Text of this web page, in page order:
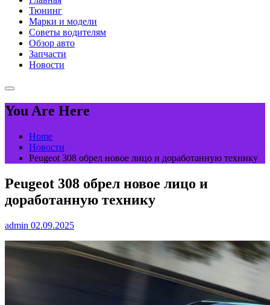
Тюнинг
Марки и модели
Советы водителям
Обзор авто
Запчасти
Новости
You Are Here
Home
Новости
Peugeot 308 обрел новое лицо и доработанную технику
Peugeot 308 обрел новое лицо и
доработанную технику
admin 02.09.2025